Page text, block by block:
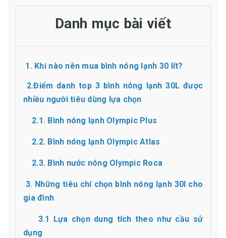
Danh mục bài viết
1. Khi nào nên mua bình nóng lạnh 30 lít?
2.Điểm danh top 3 bình nóng lạnh 30L được
nhiều người tiêu dùng lựa chọn
2.1. Bình nóng lạnh Olympic Plus
2.2. Bình nóng lạnh Olympic Atlas
2.3. Bình nước nóng Olympic Roca
3. Những tiêu chí chọn bình nóng lạnh 30l cho
gia đình
3.1 Lựa chọn dung tích theo như cầu sử
dụng